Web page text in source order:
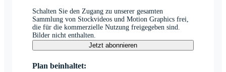
Schalten Sie den Zugang zu unserer gesamten
Sammlung von Stockvideos und Motion Graphics frei,
die für die kommerzielle Nutzung freigegeben sind.
Bilder nicht enthalten.
Jetzt abonnieren
Plan beinhaltet: